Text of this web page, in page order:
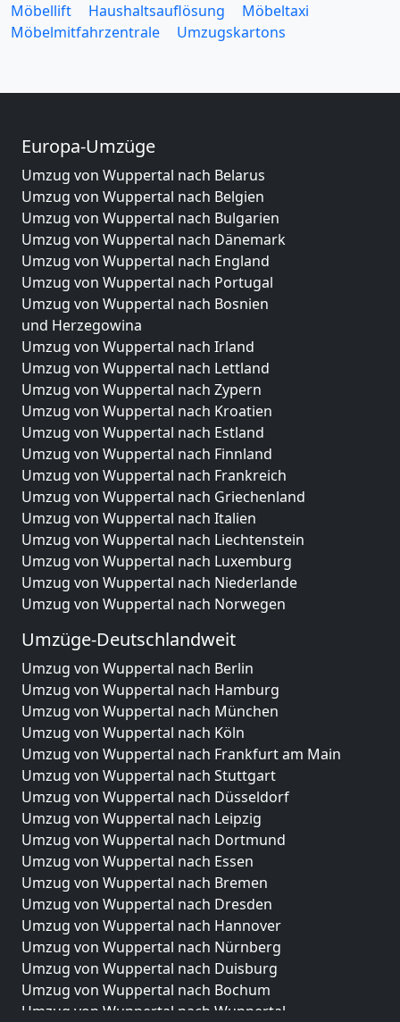
Möbellift
Haushaltsauflösung
Möbeltaxi
Möbelmitfahrzentrale
Umzugskartons
Europa-Umzüge
Umzug von Wuppertal nach Belarus
Umzug von Wuppertal nach Belgien
Umzug von Wuppertal nach Bulgarien
Umzug von Wuppertal nach Dänemark
Umzug von Wuppertal nach England
Umzug von Wuppertal nach Portugal
Umzug von Wuppertal nach Bosnien
und Herzegowina
Umzug von Wuppertal nach Irland
Umzug von Wuppertal nach Lettland
Umzug von Wuppertal nach Zypern
Umzug von Wuppertal nach Kroatien
Umzug von Wuppertal nach Estland
Umzug von Wuppertal nach Finnland
Umzug von Wuppertal nach Frankreich
Umzug von Wuppertal nach Griechenland
Umzug von Wuppertal nach Italien
Umzug von Wuppertal nach Liechtenstein
Umzug von Wuppertal nach Luxemburg
Umzug von Wuppertal nach Niederlande
Umzug von Wuppertal nach Norwegen
Umzüge-Deutschlandweit
Umzug von Wuppertal nach Berlin
Umzug von Wuppertal nach Hamburg
Umzug von Wuppertal nach München
Umzug von Wuppertal nach Köln
Umzug von Wuppertal nach Frankfurt am Main
Umzug von Wuppertal nach Stuttgart
Umzug von Wuppertal nach Düsseldorf
Umzug von Wuppertal nach Leipzig
Umzug von Wuppertal nach Dortmund
Umzug von Wuppertal nach Essen
Umzug von Wuppertal nach Bremen
Umzug von Wuppertal nach Dresden
Umzug von Wuppertal nach Hannover
Umzug von Wuppertal nach Nürnberg
Umzug von Wuppertal nach Duisburg
Umzug von Wuppertal nach Bochum
Umzug von Wuppertal nach Wuppertal